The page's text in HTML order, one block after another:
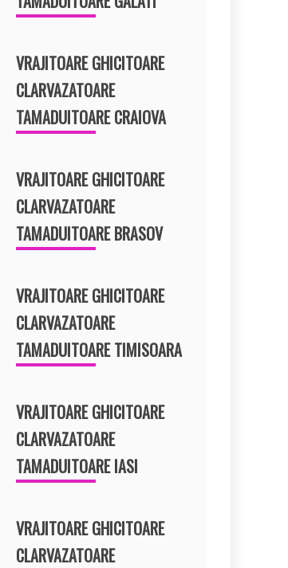
VRAJITOARE GHICITOARE
CLARVAZATOARE
TAMADUITOARE CRAIOVA
VRAJITOARE GHICITOARE
CLARVAZATOARE
TAMADUITOARE BRASOV
VRAJITOARE GHICITOARE
CLARVAZATOARE
TAMADUITOARE TIMISOARA
VRAJITOARE GHICITOARE
CLARVAZATOARE
TAMADUITOARE IASI
VRAJITOARE GHICITOARE
CLARVAZATOARE